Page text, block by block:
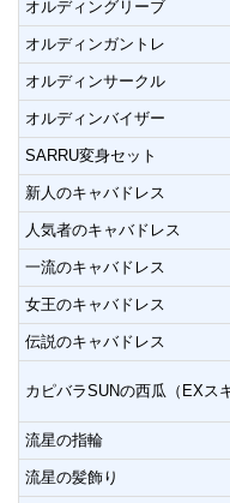
オルディングリーブ
オルディンガントレ
オルディンサークル
オルディンバイザー
SARRU変身セット
新人のキャバドレス
人気者のキャバドレス
一流のキャバドレス
女王のキャバドレス
伝説のキャバドレス
カピバラSUNの西瓜（EXス
流星の指輪
流星の髪飾り